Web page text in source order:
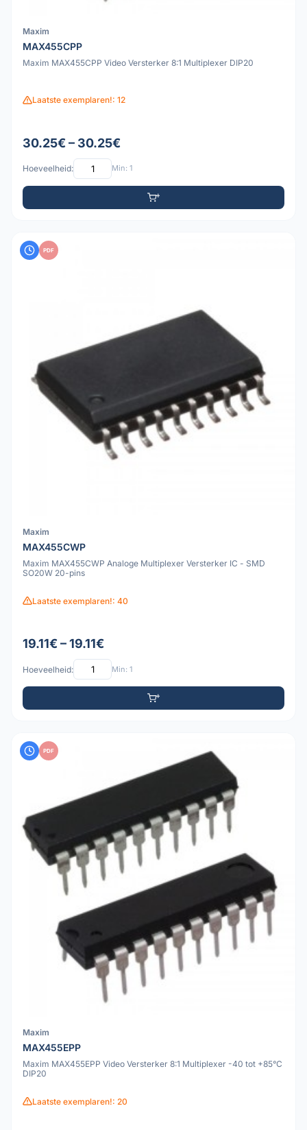
Maxim
MAX455CPP
Maxim MAX455CPP Video Versterker 8:1 Multiplexer DIP20
Laatste exemplaren!: 12
30.25€ – 30.25€
Hoeveelheid: Min: 1
PDF
Maxim
MAX455CWP
Maxim MAX455CWP Analoge Multiplexer Versterker IC - SMD
SO20W 20-pins
Laatste exemplaren!: 40
19.11€ – 19.11€
Hoeveelheid: Min: 1
PDF
Maxim
MAX455EPP
Maxim MAX455EPP Video Versterker 8:1 Multiplexer -40 tot +85°C
DIP20
Laatste exemplaren!: 20